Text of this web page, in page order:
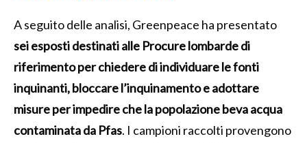
A seguito delle analisi, Greenpeace ha presentato
sei esposti destinati alle Procure lombarde di
riferimento per chiedere di individuare le fonti
inquinanti, bloccare l’inquinamento e adottare
misure per impedire che la popolazione beva acqua
contaminata da Pfas. I campioni raccolti provengono